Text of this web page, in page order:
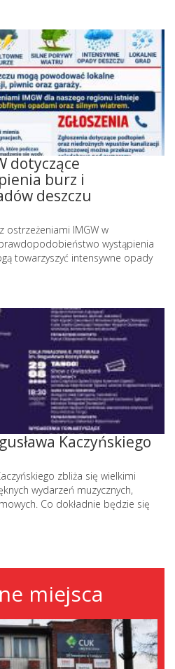
dotyczące
burz i
deszczu
ostrzeżeniami IMGW w
wystąpienia
towarzyszyć intensywne opady
Kaczyńskiego
zbliża się wielkimi
wydarzeń muzycznych,
Co dokładnie będzie się
miejsca